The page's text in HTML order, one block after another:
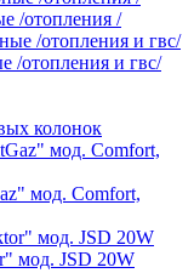
/отопления /
/отопления и гвс/
колонок
мод. Comfort,
мод. JSD 20W